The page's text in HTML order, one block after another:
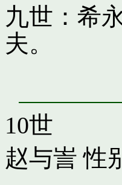
九世：希
夫。
10世
赵与訔 性